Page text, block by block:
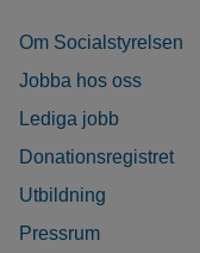
Om Socialstyrelsen
Jobba hos oss
Lediga jobb
Donationsregistret
Utbildning
Pressrum